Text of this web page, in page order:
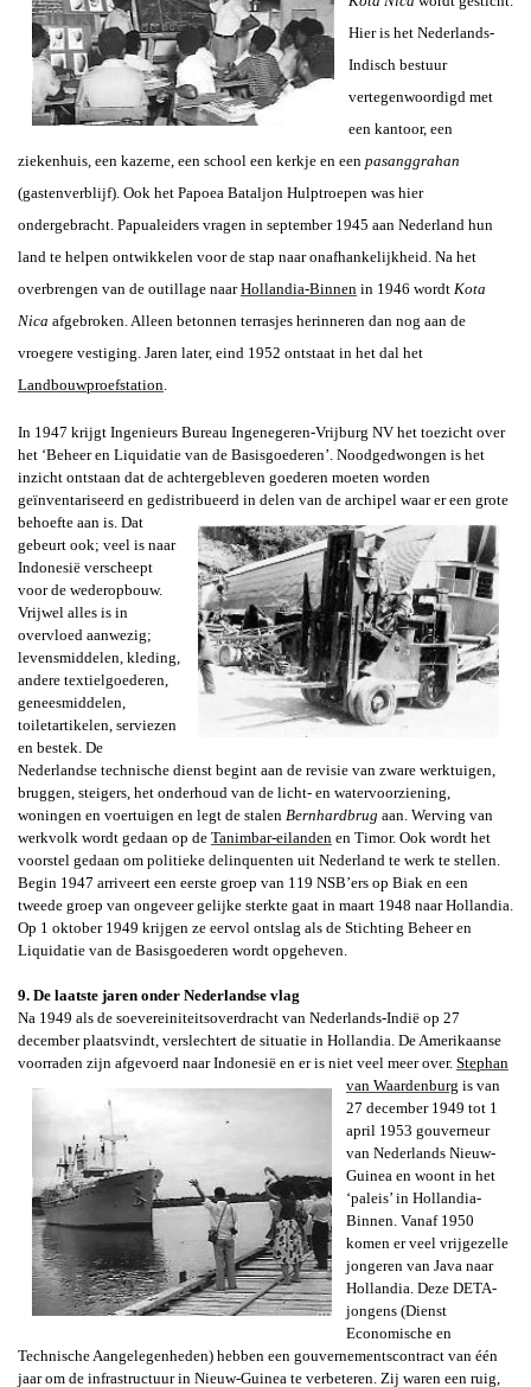
Hier is het Nederlands-
Indisch bestuur
vertegenwoordigd met
een kantoor, een
ziekenhuis, een kazerne, een school een kerkje en een pasanggrahan
(gastenverblijf). Ook het Papoea Bataljon Hulptroepen was hier
ondergebracht. Papualeiders vragen in september 1945 aan Nederland hun
land te helpen ontwikkelen voor de stap naar onafhankelijkheid. Na het
overbrengen van de outillage naarHollandia-Binnen in 1946 wordt Kota
Nica afgebroken. Alleen betonnen terrasjes herinneren dan nog aan de
vroegere vestiging. Jaren later, eind 1952 ontstaat in het dal het
Landbouwproefstation.
In 1947 krijgt Ingenieurs Bureau Ingenegeren-Vrijburg NV het toezicht over
het ‘Beheer en Liquidatie van de Basisgoederen’. Noodgedwongen is het
inzicht ontstaan dat de achtergebleven goederen moeten worden
geïnventariseerd en gedistribueerd in delen van de archipel waar er een grote
behoefte aan is. Dat
gebeurt ook; veel is naar
Indonesië verscheept
voor de wederopbouw.
Vrijwel alles is in
overvloed aanwezig;
levensmiddelen, kleding,
andere textielgoederen,
geneesmiddelen,
toiletartikelen, serviezen
en bestek. De
Nederlandse technische dienst begint aan de revisie van zware werktuigen,
bruggen, steigers, het onderhoud van de licht- en watervoorziening,
woningen en voertuigen en legt de stalen Bernhardbrug aan. Werving van
werkvolk wordt gedaan op de Tanimbar-eilanden en Timor. Ook wordt het
voorstel gedaan om politieke delinquenten uit Nederland te werk te stellen.
Begin 1947 arriveert een eerste groep van 119 NSB’ers op Biak en een
tweede groep van ongeveer gelijke sterkte gaat in maart 1948 naar Hollandia.
Op 1 oktober 1949 krijgen ze eervol ontslag als de Stichting Beheer en
Liquidatie van de Basisgoederen wordt opgeheven.
9. De laatste jaren onder Nederlandse vlag
Na 1949 als de soevereiniteitsoverdracht van Nederlands-Indië op 27
december plaatsvindt, verslechtert de situatie in Hollandia. De Amerikaanse
voorraden zijn afgevoerd naarIndonesië en er is niet veel meer over. Stephan
van Waardenburg is van
27 december 1949 tot 1
april 1953 gouverneur
van Nederlands Nieuw-
Guinea en woont in het
‘paleis’ in Hollandia-
Binnen. Vanaf 1950
komen er veel vrijgezelle
jongeren van Java naar
Hollandia. Deze DETA-
jongens (Dienst
Economische en
Technische Aangelegenheden) hebben een gouvernementscontract van één
jaar om de infrastructuur in Nieuw-Guinea te verbeteren. Zij waren een ruig,